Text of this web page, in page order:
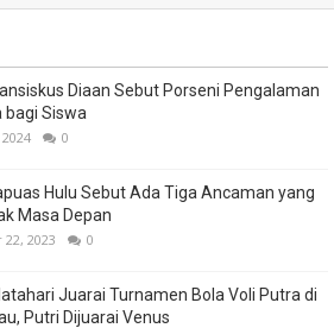
Diaan Sebut Porseni Pengalaman
bagi Siswa
0
Hulu Sebut Ada Tiga Ancaman yang
Masa Depan
2023 0
Juarai Turnamen Bola Voli Putra di
Putri Dijuarai Venus